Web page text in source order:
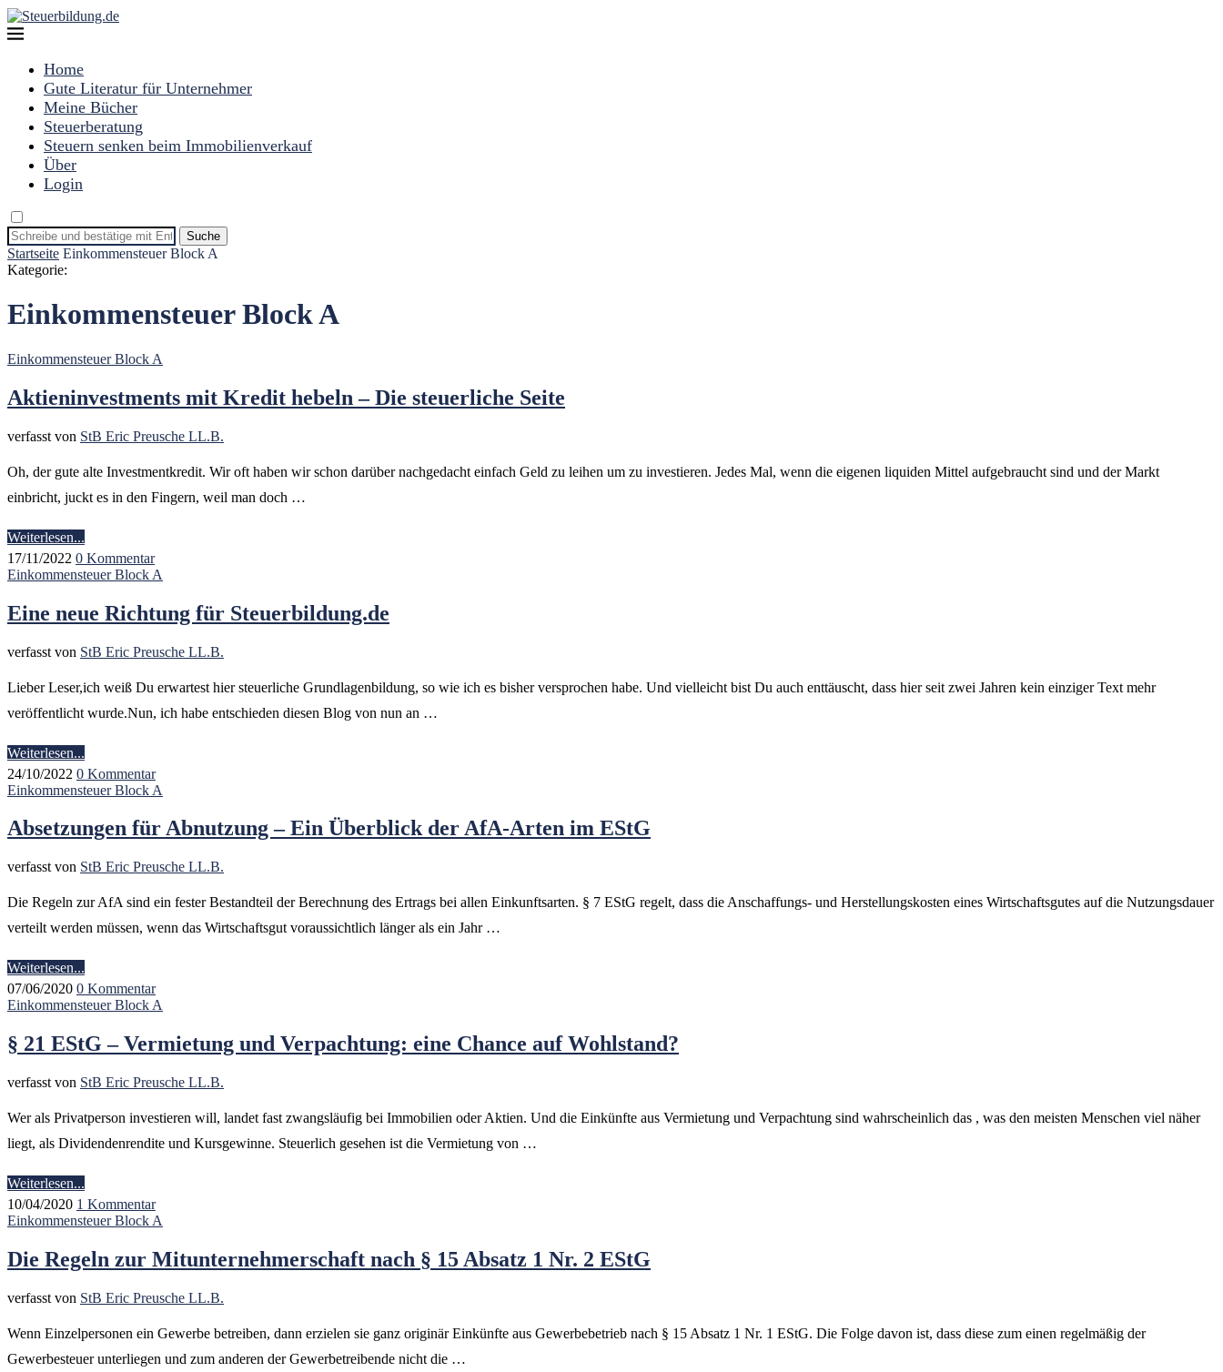
Home
Gute Literatur für Unternehmer
Meine Bücher
Steuerberatung
Steuern senken beim Immobilienverkauf
Über
Login
Suche
Startseite Einkommensteuer Block A
Kategorie:
Einkommensteuer Block A
Einkommensteuer Block A
Aktieninvestments mit Kredit hebeln – Die steuerliche Seite
verfasst von StB Eric Preusche LL.B.
Oh, der gute alte Investmentkredit. Wir oft haben wir schon darüber nachgedacht einfach Geld zu leihen um zu investieren. Jedes Mal, wenn die eigenen liquiden Mittel aufgebraucht sind und der Markt
einbricht, juckt es in den Fingern, weil man doch …
Weiterlesen...
17/11/2022 0 Kommentar
Einkommensteuer Block A
Eine neue Richtung für Steuerbildung.de
verfasst von StB Eric Preusche LL.B.
Lieber Leser,ich weiß Du erwartest hier steuerliche Grundlagenbildung, so wie ich es bisher versprochen habe. Und vielleicht bist Du auch enttäuscht, dass hier seit zwei Jahren kein einziger Text mehr
veröffentlicht wurde.Nun, ich habe entschieden diesen Blog von nun an …
Weiterlesen...
24/10/2022 0 Kommentar
Einkommensteuer Block A
Absetzungen für Abnutzung – Ein Überblick der AfA-Arten im EStG
verfasst von StB Eric Preusche LL.B.
Die Regeln zur AfA sind ein fester Bestandteil der Berechnung des Ertrags bei allen Einkunftsarten. § 7 EStG regelt, dass die Anschaffungs- und Herstellungskosten eines Wirtschaftsgutes auf die Nutzungsdauer
verteilt werden müssen, wenn das Wirtschaftsgut voraussichtlich länger als ein Jahr …
Weiterlesen...
07/06/2020 0 Kommentar
Einkommensteuer Block A
§ 21 EStG – Vermietung und Verpachtung: eine Chance auf Wohlstand?
verfasst von StB Eric Preusche LL.B.
Wer als Privatperson investieren will, landet fast zwangsläufig bei Immobilien oder Aktien. Und die Einkünfte aus Vermietung und Verpachtung sind wahrscheinlich das , was den meisten Menschen viel näher
liegt, als Dividendenrendite und Kursgewinne. Steuerlich gesehen ist die Vermietung von …
Weiterlesen...
10/04/2020 1 Kommentar
Einkommensteuer Block A
Die Regeln zur Mitunternehmerschaft nach § 15 Absatz 1 Nr. 2 EStG
verfasst von StB Eric Preusche LL.B.
Wenn Einzelpersonen ein Gewerbe betreiben, dann erzielen sie ganz originär Einkünfte aus Gewerbebetrieb nach § 15 Absatz 1 Nr. 1 EStG. Die Folge davon ist, dass diese zum einen regelmäßig der
Gewerbesteuer unterliegen und zum anderen der Gewerbetreibende nicht die …